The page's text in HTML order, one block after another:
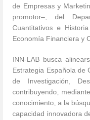
de Empresas y
promotor–, del
Cuantitativos e
Economía Financiera y
INN-LAB busca
Estrategia Española de
de Investigación,
contribuyendo,
conocimiento, a la
capacidad innovadora